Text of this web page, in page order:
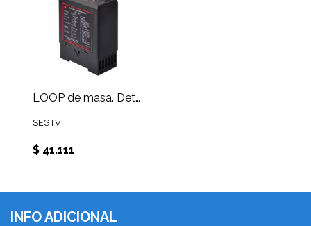
LOOP de masa. Detector de bucle inductivo para acceso de vehículos.
SEGTV
$ 41.111
INFO ADICIONAL